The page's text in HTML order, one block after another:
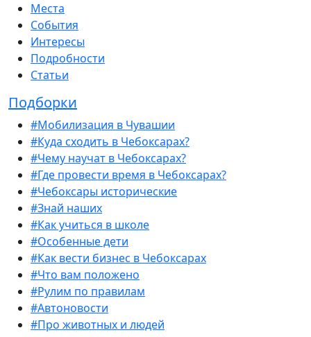
Места
События
Интересы
Подробности
Статьи
Подборки
#Мобилизация в Чувашии
#Куда сходить в Чебоксарах?
#Чему научат в Чебоксарах?
#Где провести время в Чебоксарах?
#Чебоксары исторические
#Знай наших
#Как учиться в школе
#Особенные дети
#Как вести бизнес в Чебоксарах
#Что вам положено
#Рулим по правилам
#Автоновости
#Про животных и людей